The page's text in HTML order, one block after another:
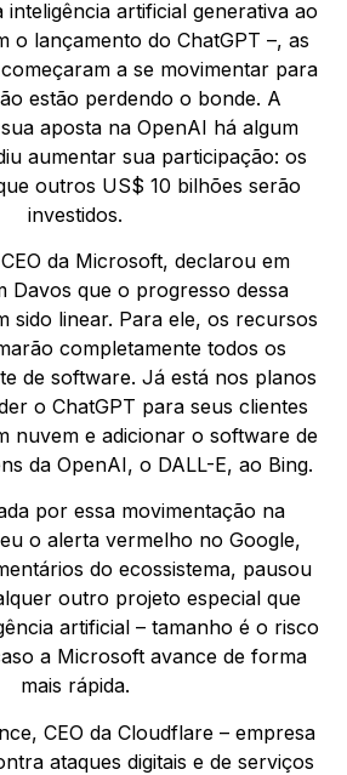
inteligência artificial generativa ao
o lançamento do ChatGPT –, as
a se movimentar para
estão perdendo o bonde. A
aposta na OpenAI há algum
aumentar sua participação: os
outros US$ 10 bilhões serão
investidos.
da Microsoft, declarou em
Davos que o progresso dessa
sido linear. Para ele, os recursos
completamente todos os
de software. Já está nos planos
o ChatGPT para seus clientes
nuvem e adicionar o software de
da OpenAI, o DALL-E, ao Bing.
por essa movimentação na
o alerta vermelho no Google,
do ecossistema, pausou
outro projeto especial que
artificial – tamanho é o risco
a Microsoft avance de forma
mais rápida.
CEO da Cloudflare – empresa
ataques digitais e de serviços